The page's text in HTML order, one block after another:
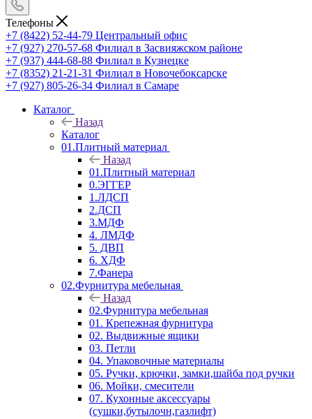
Телефоны
+7 (8422) 52-44-79 Центральный офис
+7 (927) 270-57-68 Филиал в Засвияжском районе
+7 (937) 444-68-88 Филиал в Кузнецке
+7 (8352) 21-21-31 Филиал в Новочебоксарске
+7 (927) 805-26-34 Филиал в Самаре
Каталог
Назад
Каталог
01.Плитный материал
Назад
01.Плитный материал
0.ЭГГЕР
1.ЛДСП
2.ДСП
3.МДФ
4. ЛМДФ
5. ДВП
6. ХДФ
7.Фанера
02.Фурнитура мебельная
Назад
02.Фурнитура мебельная
01. Крепежная фурнитура
02. Выдвижные ящики
03. Петли
04. Упаковочные материалы
05. Ручки, крючки, замки,шайба под ручки
06. Мойки, смесители
07. Кухонные аксессуары
(сушки,бутылочн,газлифт)